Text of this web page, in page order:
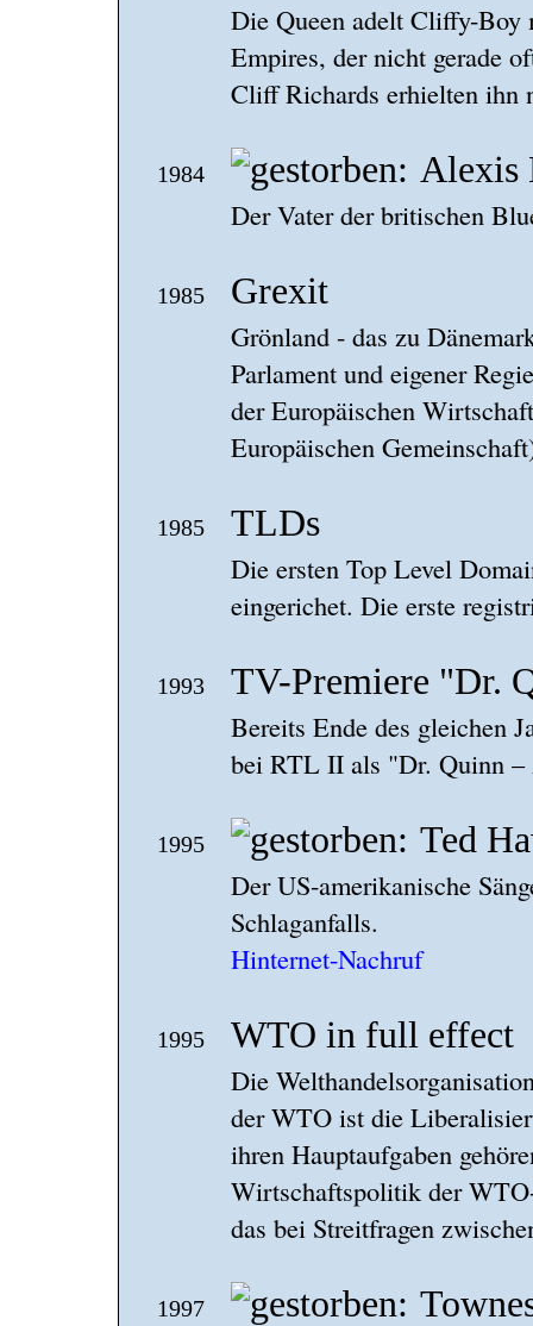
Die Queen adelt Cliffy-Boy
Empires, der nicht gerade
Cliff Richards erhielten ihn
1984 Alexis
Der Vater der britischen
1985 Grexit
Grönland - das zu
Parlament und eigener
der Europäischen
Europäischen
1985 TLDs
Die ersten Top Level
eingerichet. Die erste
1993 TV-Premiere "Dr.
Bereits Ende des gleichen
bei RTL II als "Dr. Quinn
1995 Ted
Der US-amerikanische
Schlaganfalls.
Hinternet-Nachruf
1995 WTO in full effect
Die
der WTO ist die
ihren Hauptaufgaben
Wirtschaftspolitik der
das bei Streitfragen
1997